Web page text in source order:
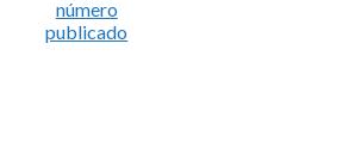
número
publicado